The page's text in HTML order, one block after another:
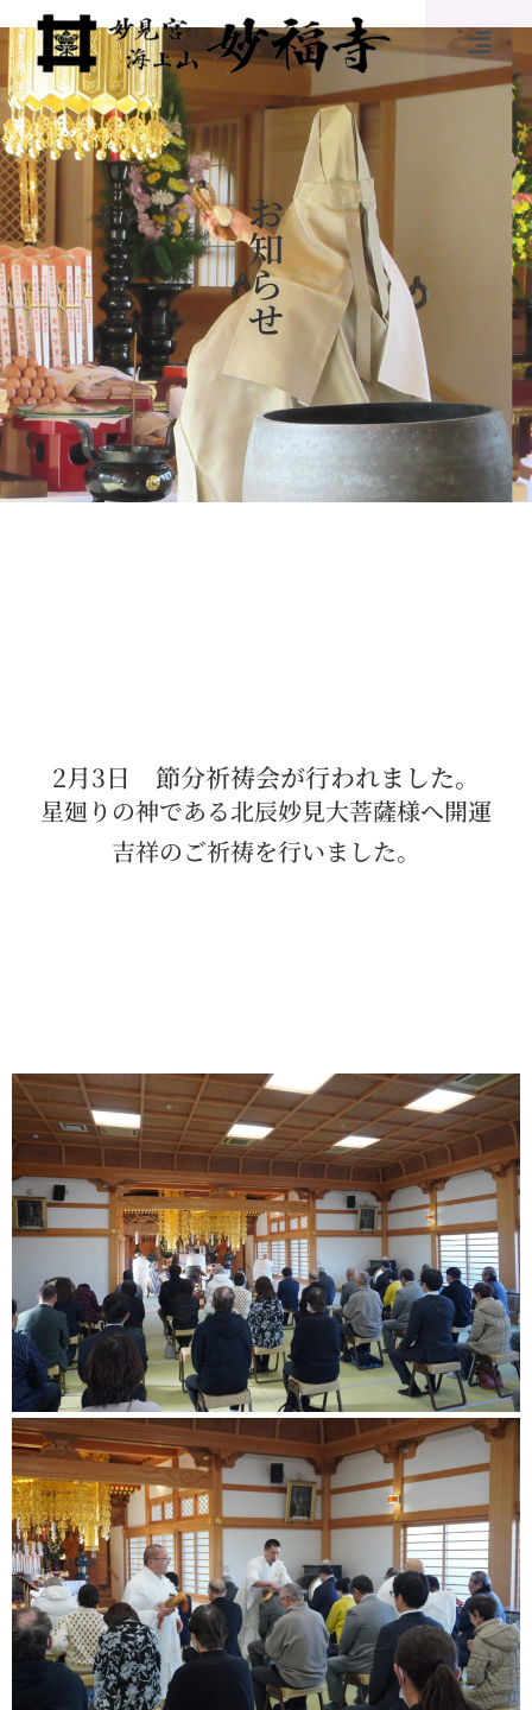
お
知
ら
せ
2月3日 節分祈祷会が行われました。
星廻りの神である北辰妙見大菩薩様へ開運
吉祥のご祈祷を行いました。